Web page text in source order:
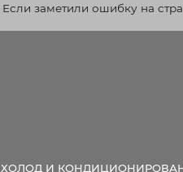
Если заметили ошибку на
ХОЛОД И